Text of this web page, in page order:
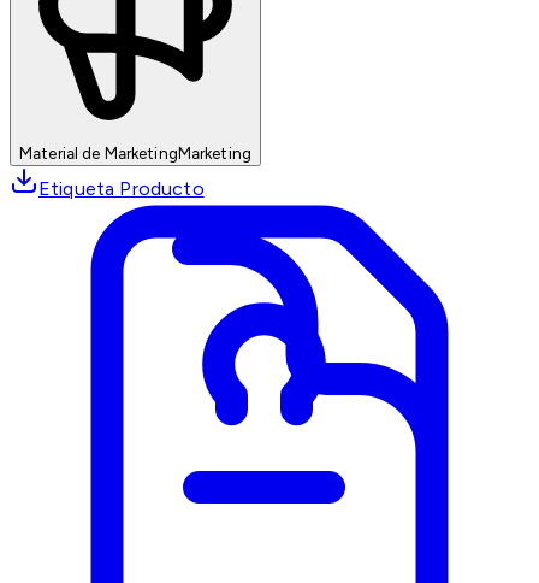
Material de MarketingMarketing
Etiqueta Producto